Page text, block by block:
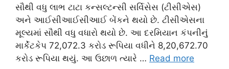
સૌથી વધુ લાભ ટાટા કન્સલ્ટન્સી સર્વિસેસ (ટીસીએસ)
અને આઈસીઆઈસીઆઈ બેંકને થયો છે. ટીસીએસના
મૂલ્યમાં સૌથી વધુ વધારો થયો છે. આ દરમિયાન કંપનીનું
માર્કેટકેપ 72,072.3 કરોડ રૂપિયા વધીને 8,20,672.70
કરોડ રૂપિયા થયું. આ ઉછાળ ત્યારે … Read more